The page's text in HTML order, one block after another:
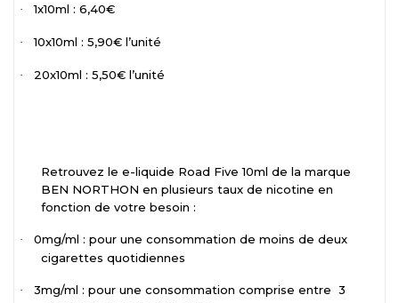
· 1x10ml : 6,40€
· 10x10ml : 5,90€ l’unité
· 20x10ml : 5,50€ l’unité
Retrouvez le e-liquide Road Five 10ml de la marque
BEN NORTHON en plusieurs taux de nicotine en
fonction de votre besoin :
·
0mg/ml : pour une consommation de moins de deux
cigarettes quotidiennes
· 3mg/ml : pour une consommation comprise entre 3